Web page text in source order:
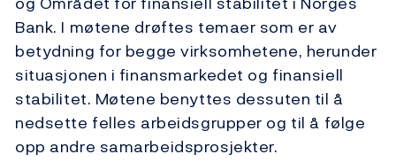
Bank. I møtene drøftes temaer som er av
betydning for begge virksomhetene, herunder
situasjonen i finansmarkedet og finansiell
stabilitet. Møtene benyttes dessuten til å
nedsette felles arbeidsgrupper og til å følge
opp andre samarbeidsprosjekter.